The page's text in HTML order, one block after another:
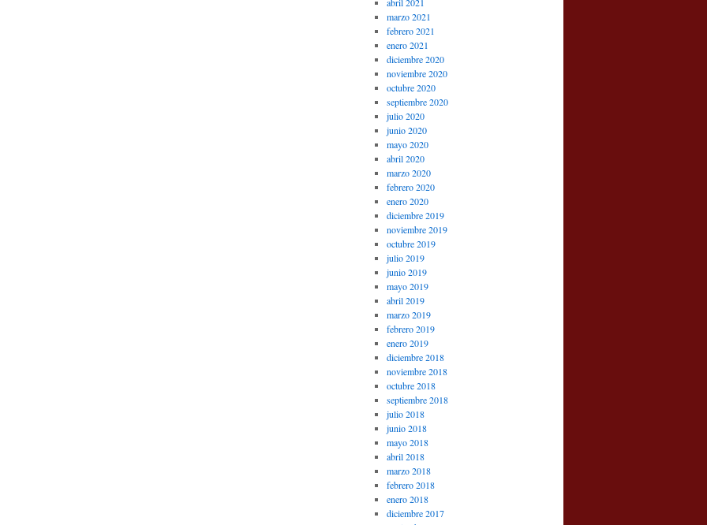
marzo 2021
febrero 2021
enero 2021
diciembre 2020
noviembre 2020
octubre 2020
septiembre 2020
julio 2020
junio 2020
mayo 2020
abril 2020
marzo 2020
febrero 2020
enero 2020
diciembre 2019
noviembre 2019
octubre 2019
julio 2019
junio 2019
mayo 2019
abril 2019
marzo 2019
febrero 2019
enero 2019
diciembre 2018
noviembre 2018
octubre 2018
septiembre 2018
julio 2018
junio 2018
mayo 2018
abril 2018
marzo 2018
febrero 2018
enero 2018
diciembre 2017